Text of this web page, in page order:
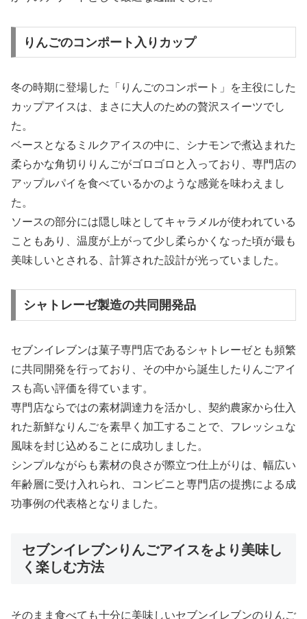
りんごのコンポート入りカップ
冬の時期に登場した「りんごのコンポート」を主役にした
カップアイスは、まさに大人のための贅沢スイーツでし
た。
ベースとなるミルクアイスの中に、シナモンで煮込まれた
柔らかな角切りりんごがゴロゴロと入っており、専門店の
アップルパイを食べているかのような感覚を味わえまし
た。
ソースの部分には隠し味としてキャラメルが使われている
こともあり、温度が上がって少し柔らかくなった頃が最も
美味しいとされる、計算された設計が光っていました。
シャトレーゼ製造の共同開発品
セブンイレブンは菓子専門店であるシャトレーゼとも頻繁
に共同開発を行っており、その中から誕生したりんごアイ
スも高い評価を得ています。
専門店ならではの素材調達力を活かし、契約農家から仕入
れた新鮮なりんごを素早く加工することで、フレッシュな
風味を封じ込めることに成功しました。
シンプルながらも素材の良さが際立つ仕上がりは、幅広い
年齢層に受け入れられ、コンビニと専門店の提携による成
功事例の代表格となりました。
セブンイレブンりんごアイスをより美味し
く楽しむ方法
そのまま食べても十分に美味しいセブンイレブンのりんご